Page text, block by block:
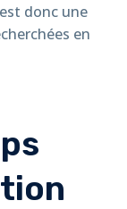
donc une
en